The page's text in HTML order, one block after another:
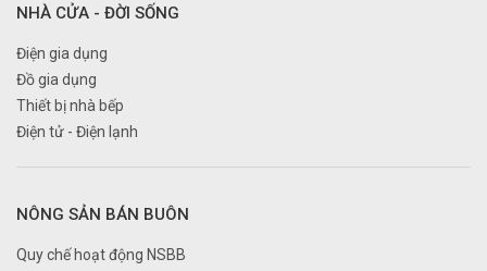
NHÀ CỬA - ĐỜI SỐNG
Điện gia dụng
Đồ gia dụng
Thiết bị nhà bếp
Điện tử - Điện lạnh
NÔNG SẢN BÁN BUÔN
Quy chế hoạt động NSBB